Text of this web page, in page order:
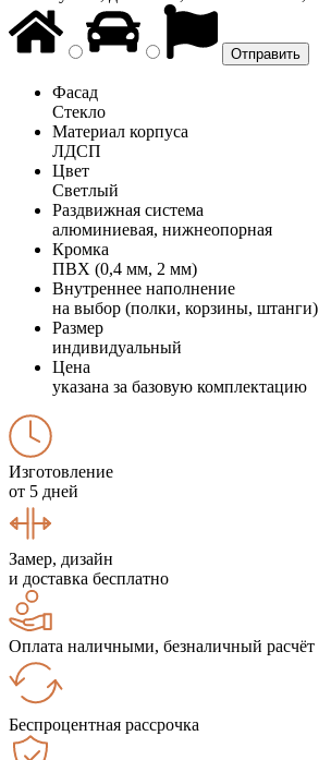
Фасад
Стекло
Материал корпуса
ЛДСП
Цвет
Светлый
Раздвижная система
алюминиевая, нижнеопорная
Кромка
ПВХ (0,4 мм, 2 мм)
Внутреннее наполнение
на выбор (полки, корзины, штанги)
Размер
индивидуальный
Цена
указана за базовую комплектацию
Изготовление
от 5 дней
Замер, дизайн
и доставка бесплатно
Оплата наличными, безналичный расчёт
Беспроцентная рассрочка